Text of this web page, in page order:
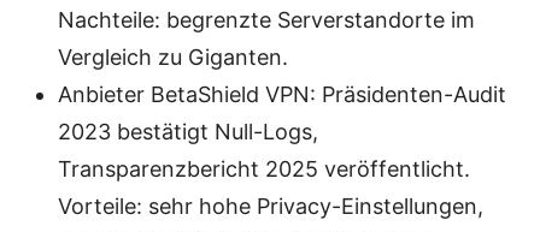
Nachteile: begrenzte Serverstandorte im
Vergleich zu Giganten.
Anbieter BetaShield VPN: Präsidenten-Audit
2023 bestätigt Null-Logs,
Transparenzbericht 2025 veröffentlicht.
Vorteile: sehr hohe Privacy-Einstellungen,